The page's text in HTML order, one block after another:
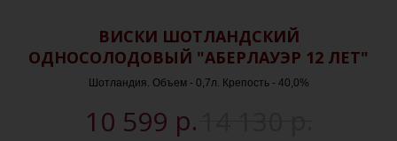
ВИСКИ ШОТЛАНДСКИЙ
ОДНОСОЛОДОВЫЙ "АБЕРЛАУЭР 12 ЛЕТ"
Шотландия. Объем - 0,7л. Крепость - 40,0%
10 599 р.